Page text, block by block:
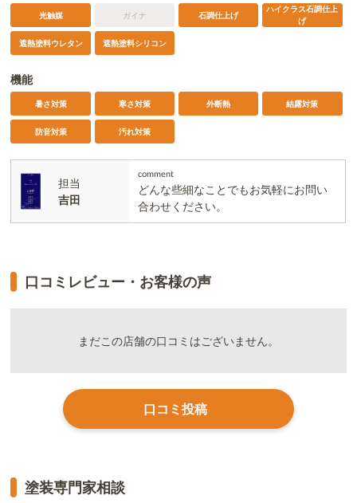
光触媒 ガイナ 石調仕上げ
ハイクラス石調仕上
げ
遮熱塗料ウレタン
遮熱塗料シリコン
機能
暑さ対策 寒さ対策 外断熱 結露対策
防音対策 汚れ対策
担当
吉田
comment
どんな些細なことでもお気軽にお問い
合わせください。
口コミレビュー・お客様の声
まだこの店舗の口コミはございません。
口コミ投稿
塗装専門家相談